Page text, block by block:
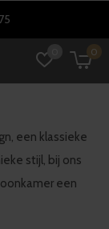
0
een klassieke
stijl, bij ons
een